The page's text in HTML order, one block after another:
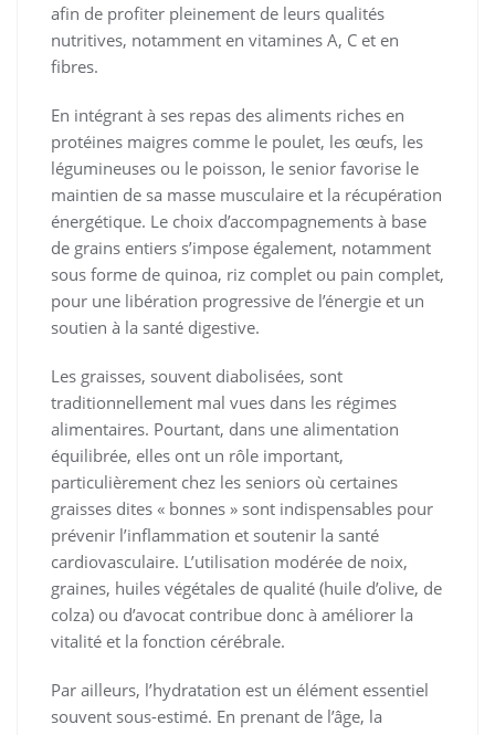
afin de profiter pleinement de leurs qualités
nutritives, notamment en vitamines A, C et en
fibres.
En intégrant à ses repas des aliments riches en
protéines maigres comme le poulet, les œufs, les
légumineuses ou le poisson, le senior favorise le
maintien de sa masse musculaire et la récupération
énergétique. Le choix d’accompagnements à base
de grains entiers s’impose également, notamment
sous forme de quinoa, riz complet ou pain complet,
pour une libération progressive de l’énergie et un
soutien à la santé digestive.
Les graisses, souvent diabolisées, sont
traditionnellement mal vues dans les régimes
alimentaires. Pourtant, dans une alimentation
équilibrée, elles ont un rôle important,
particulièrement chez les seniors où certaines
graisses dites « bonnes » sont indispensables pour
prévenir l’inflammation et soutenir la santé
cardiovasculaire. L’utilisation modérée de noix,
graines, huiles végétales de qualité (huile d’olive, de
colza) ou d’avocat contribue donc à améliorer la
vitalité et la fonction cérébrale.
Par ailleurs, l’hydratation est un élément essentiel
souvent sous-estimé. En prenant de l’âge, la